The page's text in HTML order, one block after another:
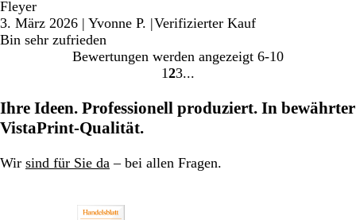
Fleyer
3. März 2026 | Yvonne P. |Verifizierter Kauf
Bin sehr zufrieden
Bewertungen werden angezeigt 6-10
Gehe
Seite
1 Gehe
Seite
2Gehe
Seite
3
Ihre Ideen. Professionell produziert. In bewährter
VistaPrint-Qualität.
Wir sind für Sie da – bei allen Fragen.